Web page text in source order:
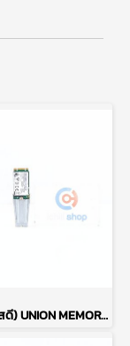
SSD (เอสเอสดี) UNION MEMORY AM610 256GB PCIe NVMe M.2 2242 P17765